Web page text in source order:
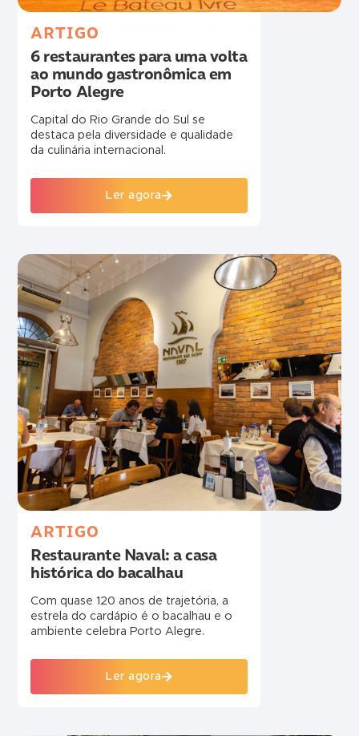
ARTIGO
6 restaurantes para uma volta
ao mundo gastronômica em
Porto Alegre
Capital do Rio Grande do Sul se
destaca pela diversidade e qualidade
da culinária internacional.
Ler agora
ARTIGO
Restaurante Naval: a casa
histórica do bacalhau
Com quase 120 anos de trajetória, a
estrela do cardápio é o bacalhau e o
ambiente celebra Porto Alegre.
Ler agora